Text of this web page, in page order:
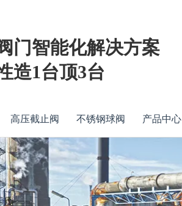
门智能化解决方案
造1台顶3台
高压截止阀 不锈钢球阀 产品中心